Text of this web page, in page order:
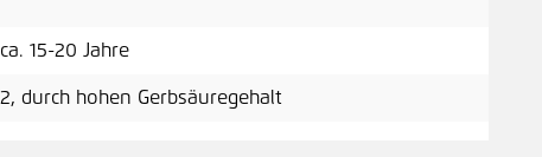
ca. 15-20 Jahre
2, durch hohen Gerbsäuregehalt